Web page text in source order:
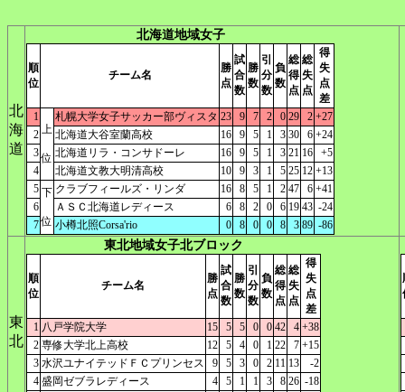
北
海
道
北海道地域女子
順
位
チーム名
勝
点
試
合
数
勝
数
引
分
数
負
数
総
得
点
総
失
点
得
失
点
差
1
上
位
札幌大学女子サッカー部ヴィスタ 23 9 7 2 0 29 2 +27
2
北海道大谷室蘭高校 16 9 5 1 3 30 6 +24
3
北海道リラ・コンサドーレ 16 9 5 1 3 21 16
+5
4
北海道文教大明清高校 10 9 3 1 5 25 12 +13
5 下
位
クラブフィールズ・リンダ 16 8 5 1 2 47 6 +41
6
ＡＳＣ北海道レディース 6 8 2 0 6 19 43 -24
7
小樽北照Corsa'rio 0 8 0 0 8 3 89 -86
東
北
東北地域女子北ブロック
順
位
チーム名
勝
点
試
合
数
勝
数
引
分
数
負
数
総
得
点
総
失
点
得
失
点
差
1 八戸学院大学 15 5 5 0 0 42 4 +38
2 専修大学北上高校 12 5 4 0 1 22 7 +15
3 水沢ユナイテッドＦＣプリンセス 9 5 3 0 2 11 13
-2
4 盛岡ゼブラレディース 4 5 1 1 3 8 26 -18